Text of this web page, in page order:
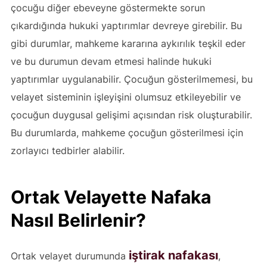
çocuğu diğer ebeveyne göstermekte sorun
çıkardığında hukuki yaptırımlar devreye girebilir. Bu
gibi durumlar, mahkeme kararına aykırılık teşkil eder
ve bu durumun devam etmesi halinde hukuki
yaptırımlar uygulanabilir. Çocuğun gösterilmemesi, bu
velayet sisteminin işleyişini olumsuz etkileyebilir ve
çocuğun duygusal gelişimi açısından risk oluşturabilir.
Bu durumlarda, mahkeme çocuğun gösterilmesi için
zorlayıcı tedbirler alabilir.
Ortak Velayette Nafaka
Nasıl Belirlenir?
Ortak velayet durumunda iştirak nafakası,